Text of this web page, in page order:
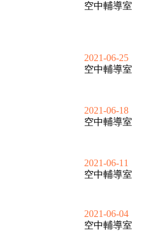
空中輔導室
2021-06-25
空中輔導室
2021-06-18
空中輔導室
2021-06-11
空中輔導室
2021-06-04
空中輔導室